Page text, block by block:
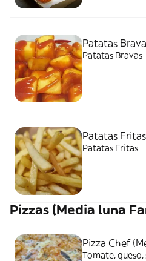
Patatas
Patatas Bravas
Patatas Fritas
Patatas Fritas
Pizzas (Media luna
Pizza Chef
Tomate,